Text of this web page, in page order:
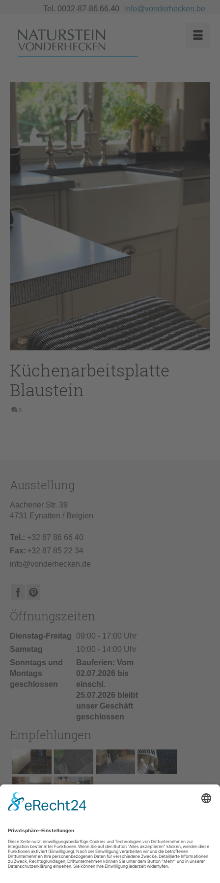
Tel. 0032-87-86.66.40 info@vonderhecken.be
Küchenarbeitsplatte
Blaustein
0
Ausstellung
Aachener Str. 39
4731 Eynatten / Belgien
Tel.: +32 87 86 66 40
Fax: +32 87 85 22 34
info@vonderhecken.de
Öffnungszeiten
Dienstag-Freitag
09:00 - 17:00 Uhr
Samstag
10:00 - 14:00 Uhr
Sonntags und
Montags
geschlossen
Bauferien: Vom
02.07.2026 bis
einschl.
25.07.2026 bleibt
unser Geschäft
geschlossen
Empfehlungen
Impressum
AGB
Service